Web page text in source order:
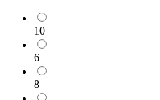
10
6
8